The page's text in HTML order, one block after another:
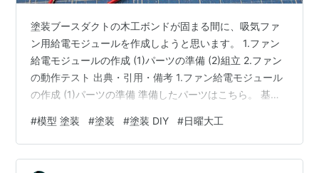
塗装ブースダクトの木工ボンドが固まる間に、吸気ファ
ン用給電モジュールを作成しようと思います。 1.ファン
給電モジュールの作成 (1)パーツの準備 (2)組立 2.ファン
の動作テスト 出典・引用・備考 1.ファン給電モジュール
の作成 (1)パーツの準備 準備したパーツはこちら。 基盤
て、活用しました。 手持ちのPCファン用３ピンヘッダー
は、２つしかありません。 ケースファンファンの内、１
個は回転数用計測用の線はないので、手持ちのコネクタ
#模型 塗装 #塗装 #塗装 DIY #日曜大工